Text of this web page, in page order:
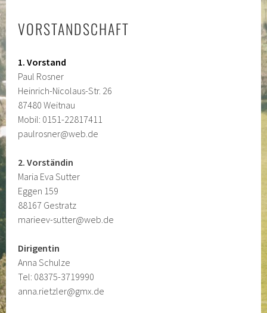
VORSTANDSCHAFT
1. Vorstand
Paul Rosner
Heinrich-Nicolaus-Str. 26
87480 Weitnau
Mobil: 0151-22817411
paulrosner@web.de
2. Vorständin
Maria Eva Sutter
Eggen 159
88167 Gestratz
marieev-sutter@web.de
Dirigentin
Anna Schulze
Tel: 08375-3719990
anna.rietzler@gmx.de